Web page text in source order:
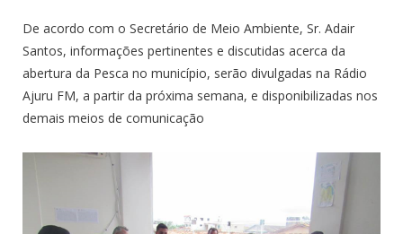
De acordo com o Secretário de Meio Ambiente, Sr. Adair
Santos, informações pertinentes e discutidas acerca da
abertura da Pesca no município, serão divulgadas na Rádio
Ajuru FM, a partir da próxima semana, e disponibilizadas nos
demais meios de comunicação